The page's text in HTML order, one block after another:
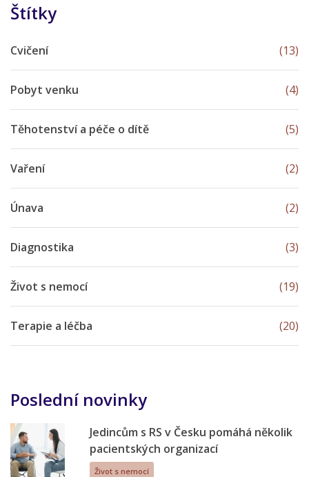
Štítky
Cvičení (13)
Pobyt venku (4)
Těhotenství a péče o dítě (5)
Vaření (2)
Únava (2)
Diagnostika (3)
Život s nemocí (19)
Terapie a léčba (20)
Poslední novinky
Jedincům s RS v Česku pomáhá několik
pacientských organizací
Život s nemocí